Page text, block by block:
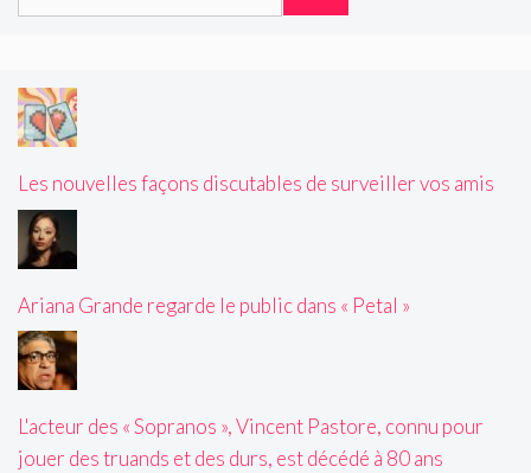
Les nouvelles façons discutables de surveiller vos amis
Ariana Grande regarde le public dans « Petal »
L'acteur des « Sopranos », Vincent Pastore, connu pour
jouer des truands et des durs, est décédé à 80 ans